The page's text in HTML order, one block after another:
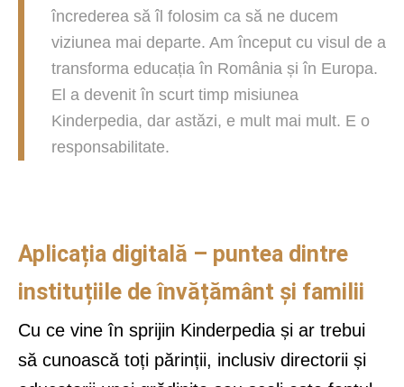
încrederea să îl folosim ca să ne ducem
viziunea mai departe. Am început cu visul de a
transforma educația în România și în Europa.
El a devenit în scurt timp misiunea
Kinderpedia, dar astăzi, e mult mai mult. E o
responsabilitate.
Aplicația digitală – puntea dintre
instituțiile de învățământ și familii
Cu ce vine în sprijin Kinderpedia și ar trebui
să cunoască toți părinții, inclusiv directorii și